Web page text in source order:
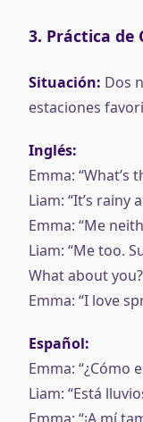
3. Práctica de
Situación: Dos
estaciones
Inglés:
Emma: “What’s
Liam: “It’s rainy
Emma: “Me
Liam: “Me too.
What about
Emma: “I love
Español:
Emma: “¿Cómo
Liam: “Está